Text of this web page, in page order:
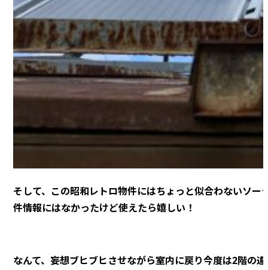
そして、この昭和レトロ物件にはちょっと似合わないソー
件情報にはなかったけど使えたら嬉しい！
なんて、妄想ブヒブヒさせながら室内に戻り今度は2階の